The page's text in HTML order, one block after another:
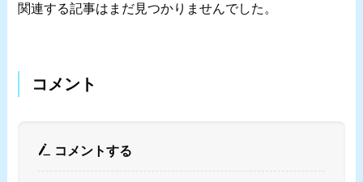
関連する記事はまだ見つかりませんでした。
コメント
コメントする